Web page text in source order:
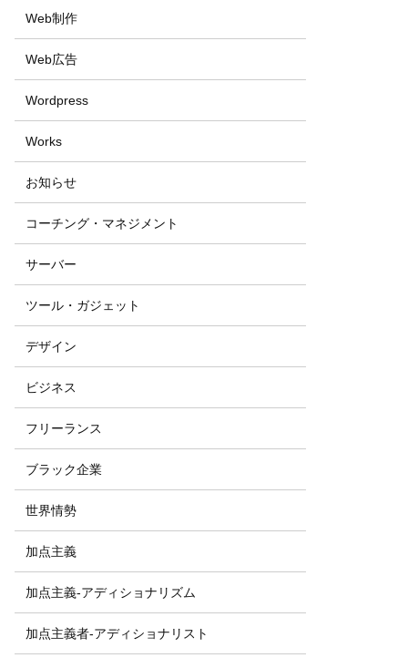
Web制作
Web広告
Wordpress
Works
お知らせ
コーチング・マネジメント
サーバー
ツール・ガジェット
デザイン
ビジネス
フリーランス
ブラック企業
世界情勢
加点主義
加点主義-アディショナリズム
加点主義者-アディショナリスト